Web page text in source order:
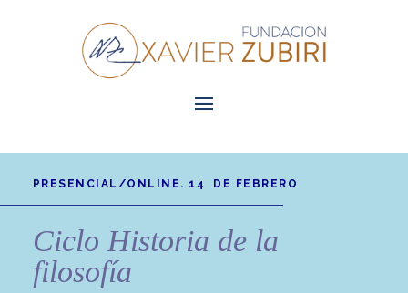
PRESENCIAL/ONLINE. 14 DE FEBRERO
Ciclo Historia de la
filosofía